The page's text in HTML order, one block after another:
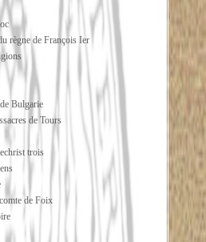
règne de François Ier
Bulgarie
de Tours
trois
de Foix